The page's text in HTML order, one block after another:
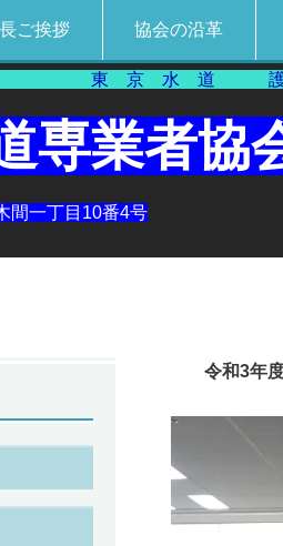
ご挨拶 協会の沿革
道
専業者協
間一丁目10番4号
令和3年